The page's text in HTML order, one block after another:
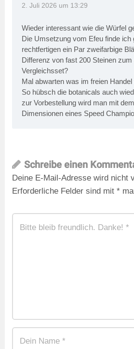
2. Juli 2026 um 13:29
Wieder interessant wie die Würfel
Die Umsetzung vom Efeu finde ich
rechtfertigen ein Par zweifarbige
Differenz von fast 200 Steinen
Vergleichsset?
Mal abwarten was im freien
So hübsch die botanicals auch
zur Vorbestellung wird man mit
Dimensionen eines Speed
Schreibe einen
Deine E-Mail-Adresse wird nicht
Erforderliche Felder sind mit *